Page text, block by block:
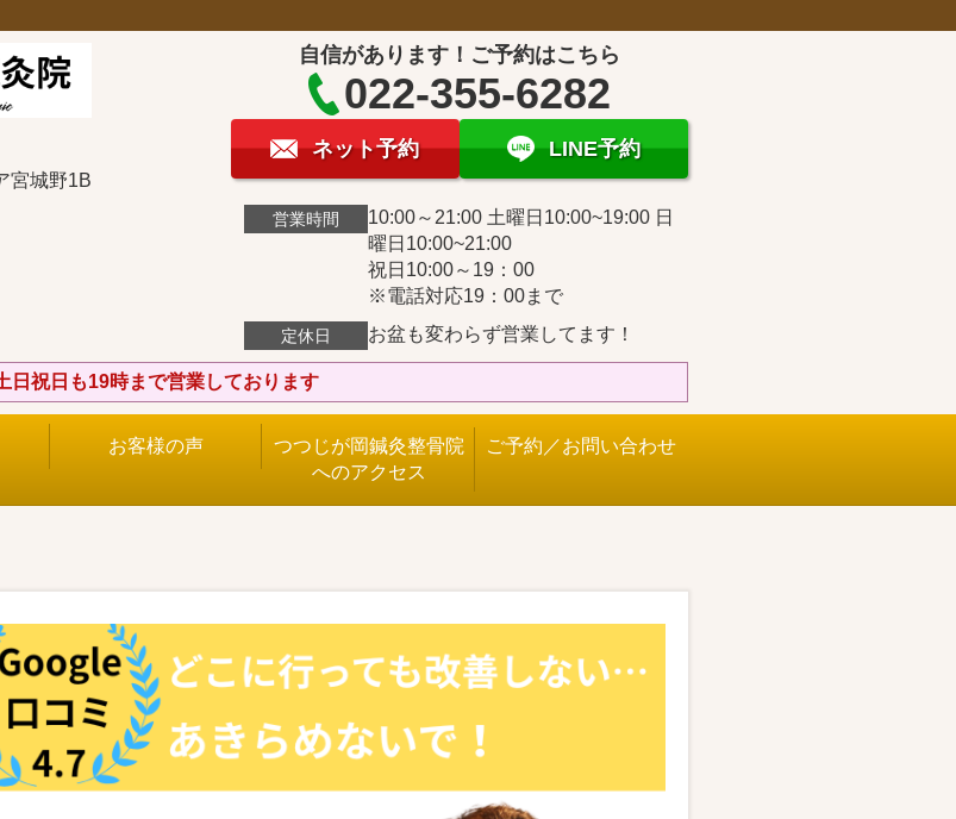
宮城野1B
自信があります！ご予約はこちら
022-355-6282
ネット予約 LINE予約
営業時間
10:00～21:00 土曜日10:00~19:00 日
曜日10:00~21:00
祝日10:00～19：00
※電話対応19：00まで
定休日 お盆も変わらず営業してます！
日祝日も19時まで営業しております
お客様の声
つつじが岡鍼灸整骨院
へのアクセス
ご予約／お問い合わせ